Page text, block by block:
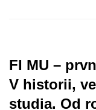
FI MU –
V historii,
studia. Od